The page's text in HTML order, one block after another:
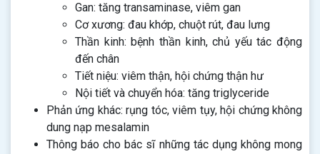
Gan: tăng transaminase, viêm gan
Cơ xương: đau khớp, chuột rút, đau lưng
Thần kinh: bệnh thần kinh, chủ yếu tác động
đến chân
Tiết niệu: viêm thận, hội chứng thận hư
Nội tiết và chuyển hóa: tăng triglyceride
Phản ứng khác: rụng tóc, viêm tụy, hội chứng không
dung nạp mesalamin
Thông báo cho bác sĩ những tác dụng không mong